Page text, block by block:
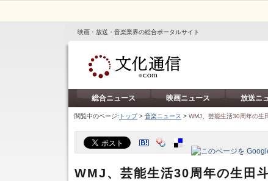
映画・放送・音楽業界の総合ポータルサイト
総合ニュース 映画ニュース 放送ニ
閲覧中のページ: トップ> 音楽ニュース > WMJ、芸能生活30周年の生
WMJ、芸能生活30周年の生田